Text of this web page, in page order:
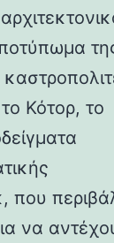
Κότορ, το
που
να